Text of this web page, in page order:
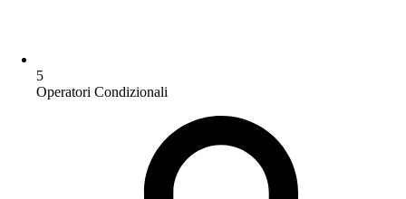
5
Operatori Condizionali